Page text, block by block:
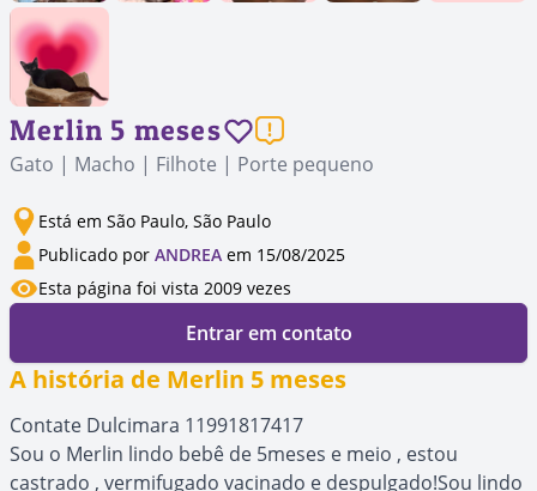
Merlin 5 meses
Gato | Macho | Filhote | Porte pequeno
Está em São Paulo, São Paulo
Publicado por ANDREA em 15/08/2025
Esta página foi vista 2009 vezes
Entrar em contato
A história de Merlin 5 meses
Contate Dulcimara 11991817417
Sou o Merlin lindo bebê de 5meses e meio , estou
castrado , vermifugado vacinado e despulgado!Sou lindo